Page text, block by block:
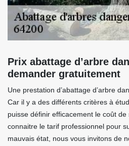
Prix abattage d’arbre
demander gratuitement
Une prestation d’abattage d’arbre
Car il y a des différents critères à
puisse définir efficacement le coût
connaitre le tarif professionnel pour
mauvais état, nous vous invitons de